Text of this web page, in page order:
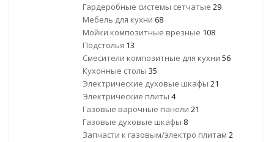
Гардеробные системы сетчатые 29
Мебель для кухни 68
Мойки композитные врезные 108
Подстолья 13
Смесители композитные для кухни 56
Кухонные столы 35
Электрические духовые шкафы 21
Электрические плиты 4
Газовые варочные панели 21
Газовые духовые шкафы 8
Запчасти к газовым/электро плитам 2